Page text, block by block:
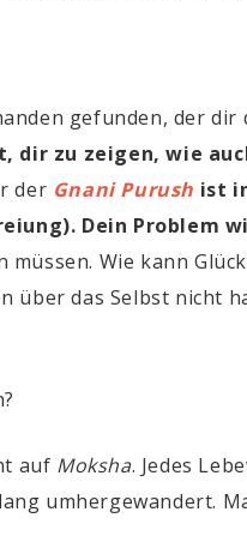
gefunden, der
zu zeigen, wie
der Gnani Purush ist
Dein Problem
Wie kann
über das Selbst nicht
auf Moksha. Jedes
umhergewandert.